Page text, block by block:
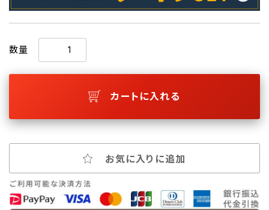
数量
カートに入れる
お気に入りに追加